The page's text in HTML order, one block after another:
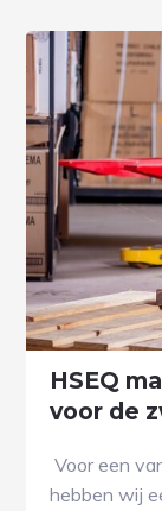
HSEQ
voor de
Voor een
hebben wij